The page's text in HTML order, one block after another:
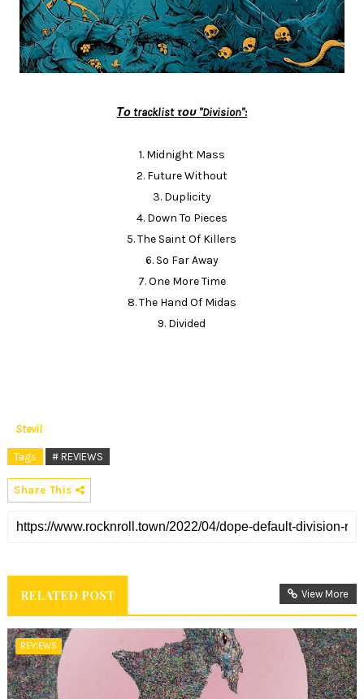
Το tracklist του "Division":
1. Midnight Mass
2. Future Without
3. Duplicity
4. Down To Pieces
5. The Saint Of Killers
6. So Far Away
7. One More Time
8. The Hand Of Midas
9. Divided
Stevil
Tags # REVIEWS
Share This
RELATED POST View More
REVIEWS